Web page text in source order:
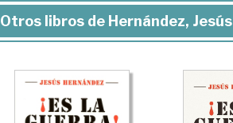
Otros libros de Hernández, Jesús